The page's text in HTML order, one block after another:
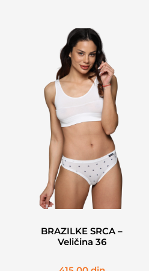
BRAZILKE SRCA –
Veličina 36